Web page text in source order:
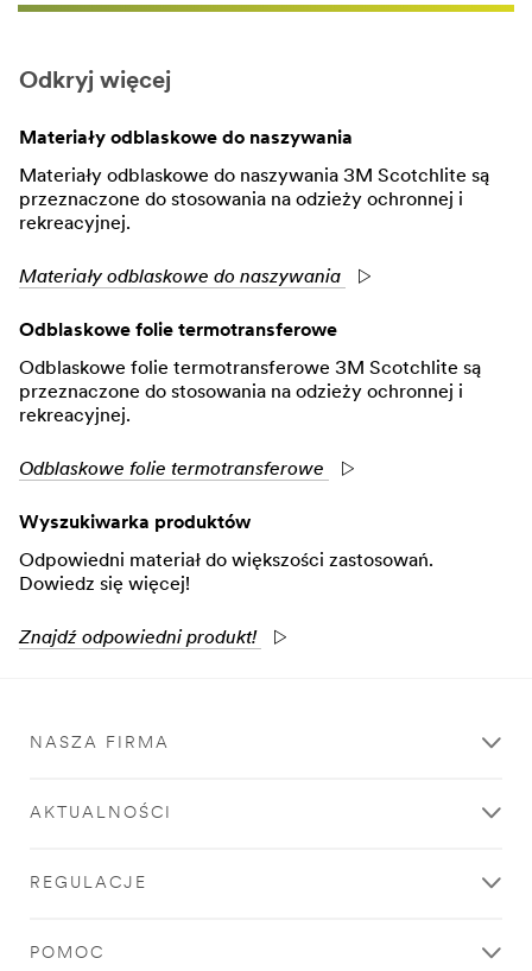
Odkryj więcej
Materiały odblaskowe do naszywania
Materiały odblaskowe do naszywania 3M Scotchlite są
przeznaczone do stosowania na odzieży ochronnej i
rekreacyjnej.
Materiały odblaskowe do naszywania
Odblaskowe folie termotransferowe
Odblaskowe folie termotransferowe 3M Scotchlite są
przeznaczone do stosowania na odzieży ochronnej i
rekreacyjnej.
Odblaskowe folie termotransferowe
Wyszukiwarka produktów
Odpowiedni materiał do większości zastosowań.
Dowiedz się więcej!
Znajdź odpowiedni produkt!
NASZA FIRMA
AKTUALNOŚCI
REGULACJE
POMOC